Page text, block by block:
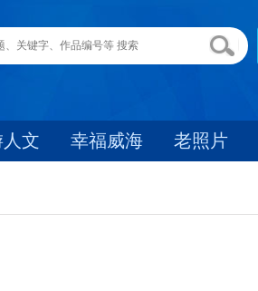
文 幸福威海 老照片